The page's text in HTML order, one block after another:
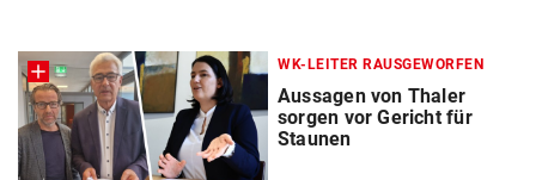
WK-LEITER RAUSGEWORFEN
Aussagen von Thaler
sorgen vor Gericht für
Staunen